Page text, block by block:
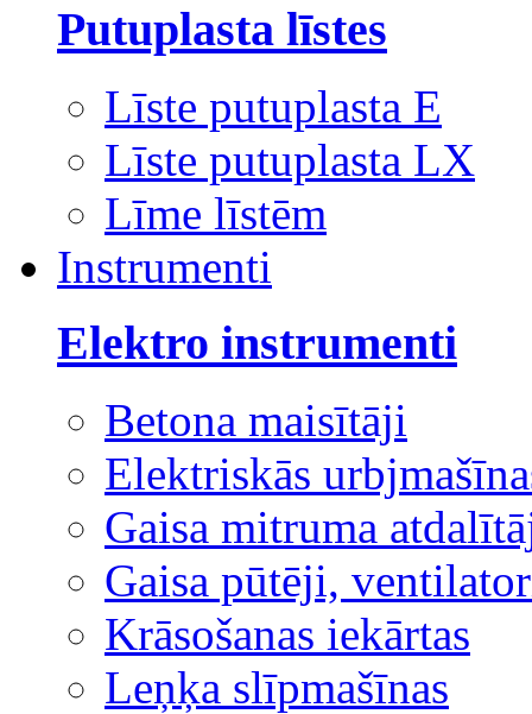
Putuplasta līstes
Līste putuplasta E
Līste putuplasta LX
Līme līstēm
Instrumenti
Elektro instrumenti
Betona maisītāji
Elektriskās
Gaisa mitruma
Gaisa pūtēji,
Krāsošanas iekārtas
Leņķa slīpmašīnas